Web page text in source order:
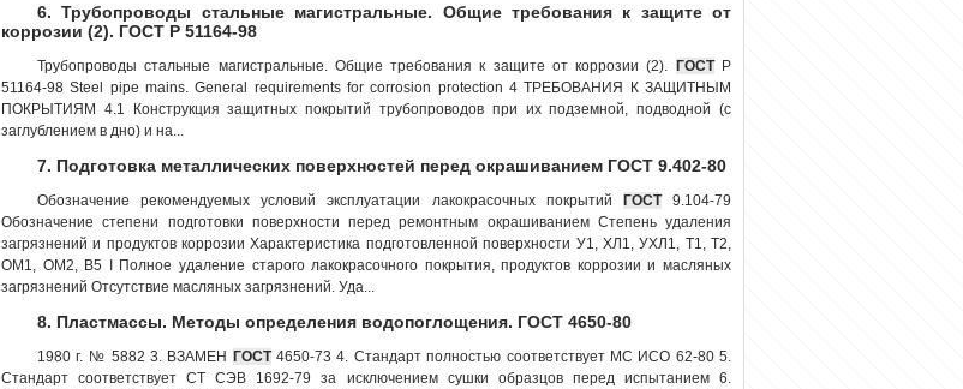
6. Трубопроводы стальные магистральные. Общие требования к защите от
коррозии (2). ГОСТ Р 51164-98
Трубопроводы стальные магистральные. Общие требования к защите от коррозии (2). ГОСТР
51164-98 Steel pipe mains. General requirements for corrosion protection 4 ТРЕБОВАНИЯ К ЗАЩИТНЫМ
ПОКРЫТИЯМ 4.1 Конструкция защитных покрытий трубопроводов при их подземной, подводной (с
заглублением в дно) и на...
7. Подготовка металлических поверхностей перед окрашиванием ГОСТ 9.402-80
Обозначение рекомендуемых условий эксплуатации лакокрасочных покрытий ГОСТ9.104-79
Обозначение степени подготовки поверхности перед ремонтным окрашиванием Степень удаления
загрязнений и продуктов коррозии Характеристика подготовленной поверхности У1, ХЛ1, УХЛ1, T1, Т2,
ОМ1, ОМ2, В5 I Полное удаление старого лакокрасочного покрытия, продуктов коррозии и масляных
загрязнений Отсутствие масляных загрязнений. Уда...
8. Пластмассы. Методы определения водопоглощения. ГОСТ 4650-80
1980 г. № 5882 3. ВЗАМЕН ГОСТ4650-73 4. Стандарт полностью соответствует МС ИСО 62-80 5.
Стандарт соответствует СТ СЭВ 1692-79 за исключением сушки образцов перед испытанием 6.